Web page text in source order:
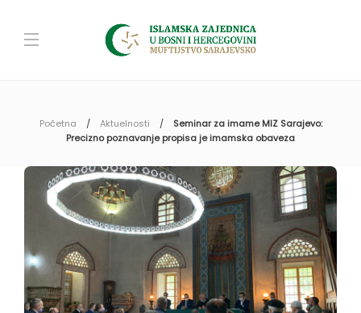
Početna Aktuelnosti
Seminar za imame MIZ Sarajevo:
Precizno poznavanje propisa je imamska obaveza